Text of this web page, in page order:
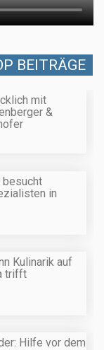
BEITRÄGE
mit
&
besucht
in
Kulinarik auf
trifft
Hilfe vor dem